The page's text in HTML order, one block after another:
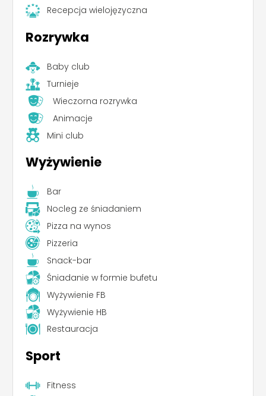
Recepcja wielojęzyczna
Rozrywka
Baby club
Turnieje
Wieczorna rozrywka
Animacje
Mini club
Wyżywienie
Bar
Nocleg ze śniadaniem
Pizza na wynos
Pizzeria
Snack-bar
Śniadanie w formie bufetu
Wyżywienie FB
Wyżywienie HB
Restauracja
Sport
Fitness